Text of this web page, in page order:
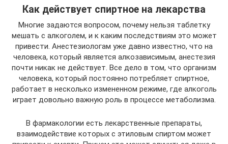
Как действует спиртное на лекарства
Многие задаются вопросом, почему нельзя таблетку
мешать с алкоголем, и к каким последствиям это может
привести. Анестезиологам уже давно известно, что на
человека, который является алкозависимым, анестезия
почти никак не действует. Все дело в том, что организм
человека, который постоянно потребляет спиртное,
работает в несколько измененном режиме, где алкоголь
играет довольно важную роль в процессе метаболизма.
В фармакологии есть лекарственные препараты,
взаимодействие которых с этиловым спиртом может